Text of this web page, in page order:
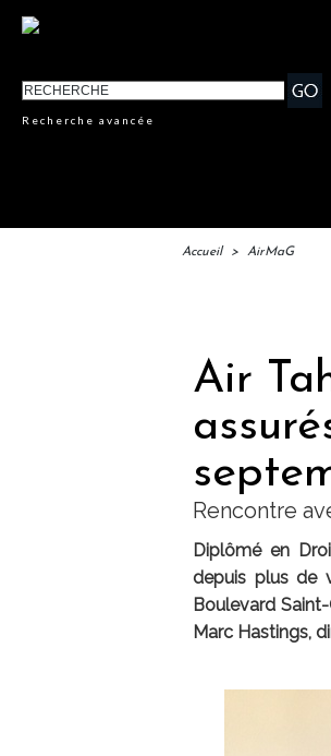
Recherche avancée
Accueil > AirMaG
Air
Rencontre
Diplômé en
depuis plus de
Boulevard
Marc Hastings,